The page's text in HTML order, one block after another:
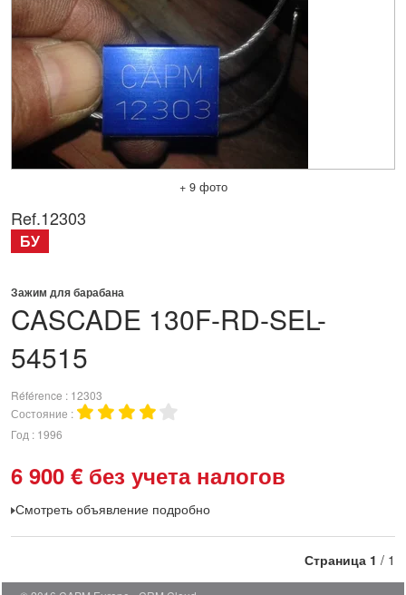
+ 9 фото
CASCADE 130F-RD-SEL-
54515
Зажим для барабана
Référence
12303
Состояние
Год
1996
6 900 € без учета налогов
Смотреть объявление подробно
Ref.12303
БУ
Страница 1 / 1